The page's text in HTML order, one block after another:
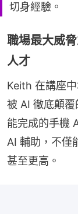
切身經驗。
職場最大威
人才
Keith 在講座
被 AI 徹底顛
能完成的手機
AI 輔助，不僅
甚至更高。